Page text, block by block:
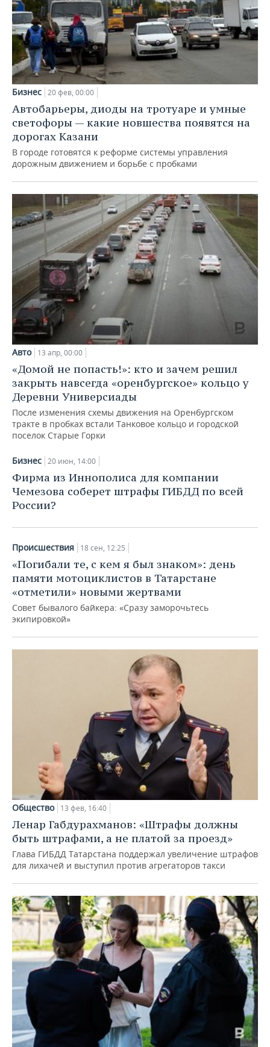
Бизнес 20 фев, 00:00
Автобарьеры, диоды на тротуаре и умные
светофоры — какие новшества появятся на
дорогах Казани
В городе готовятся к реформе системы управления
дорожным движением и борьбе с пробками
Авто 13 апр, 00:00
«Домой не попасть!»: кто и зачем решил
закрыть навсегда «оренбургское» кольцо у
Деревни Универсиады
После изменения схемы движения на Оренбургском
тракте в пробках встали Танковое кольцо и городской
поселок Старые Горки
Бизнес 20 июн, 14:00
Фирма из Иннополиса для компании
Чемезова соберет штрафы ГИБДД по всей
России?
Происшествия 18 сен, 12:25
«Погибали те, с кем я был знаком»: день
памяти мотоциклистов в Татарстане
«отметили» новыми жертвами
Совет бывалого байкера: «Сразу заморочьтесь
экипировкой»
Общество 13 фев, 16:40
Ленар Габдурахманов: «Штрафы должны
быть штрафами, а не платой за проезд»
Глава ГИБДД Татарстана поддержал увеличение штрафов
для лихачей и выступил против агрегаторов такси